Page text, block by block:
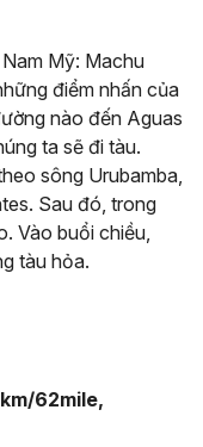
Mỹ: Machu
điểm nhấn của
nào đến Aguas
ta sẽ đi tàu.
sông Urubamba,
Sau đó, trong
Vào buổi chiều,
tàu hỏa.
62mile,